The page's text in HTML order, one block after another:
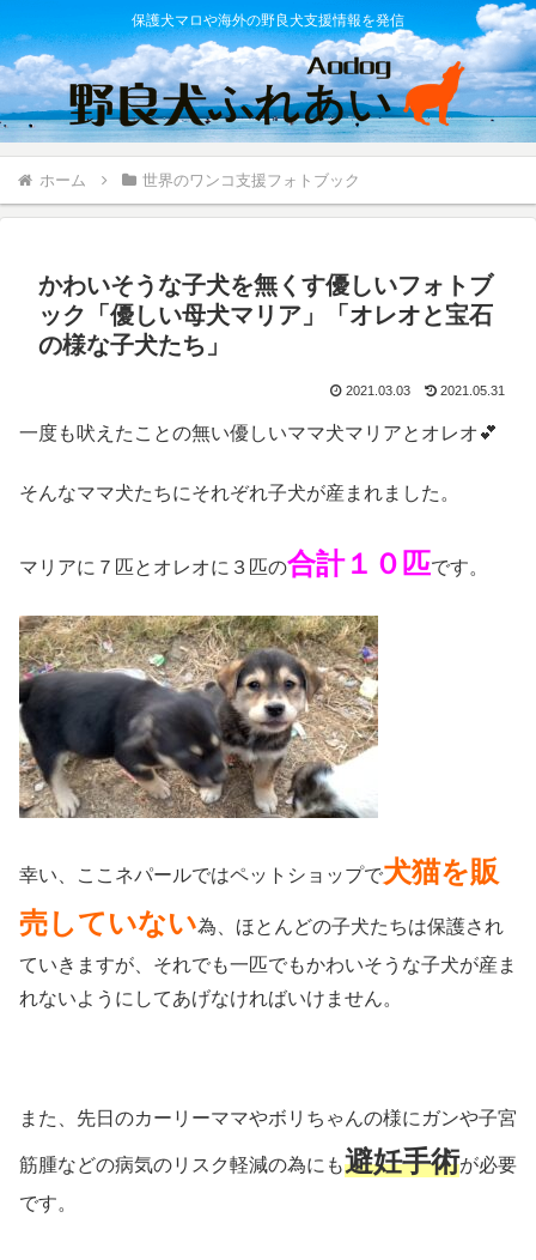
保護犬マロや海外の野良犬支援情報を発信
ホーム 世界のワンコ支援フォトブック
かわいそうな子犬を無くす優しいフォトブ
ック「優しい母犬マリア」「オレオと宝石
の様な子犬たち」
2021.03.03 2021.05.31
一度も吠えたことの無い優しいママ犬マリアとオレオ💕
そんなママ犬たちにそれぞれ子犬が産まれました。
マリアに７匹とオレオに３匹の合計１０匹です。
幸い、ここネパールではペットショップで犬猫を販
売していない為、ほとんどの子犬たちは保護され
ていきますが、それでも一匹でもかわいそうな子犬が産ま
れないようにしてあげなければいけません。
また、先日のカーリーママやボリちゃんの様にガンや子宮
筋腫などの病気のリスク軽減の為にも避妊手術が必要
です。